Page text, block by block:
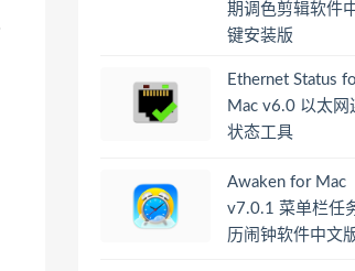
期调色剪辑软件
键安装版
Ethernet Status
Mac v6.0 以太网
状态工具
Awaken for Mac
v7.0.1 菜单栏任
历闹钟软件中文